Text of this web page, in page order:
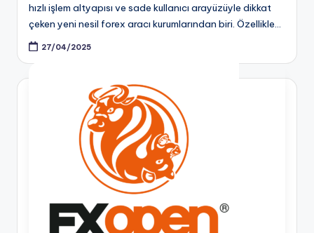
hızlı işlem altyapısı ve sade kullanıcı arayüzüyle dikkat
çeken yeni nesil forex aracı kurumlarından biri. Özellikle…
27/04/2025